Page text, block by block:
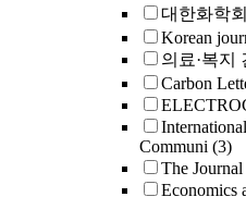
대한화학회
Korean
의료·복지
Carbon
Communi (3)
The
Economics